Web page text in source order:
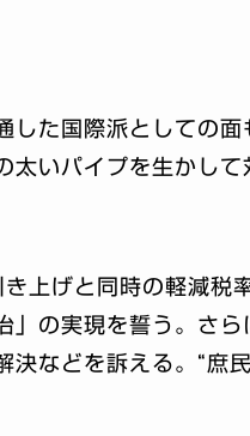
した国際派としての
太いパイプを生かし
上げと同時の軽減税
」の実現を誓う。さ
決などを訴える。“庶